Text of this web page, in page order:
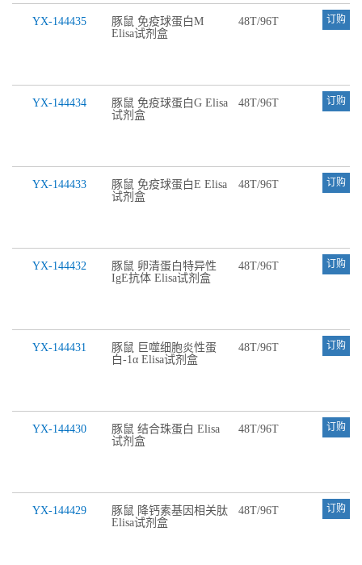
YX-144435
豚鼠 免疫球蛋白M
Elisa试剂盒
48T/96T 订购
YX-144434
豚鼠 免疫球蛋白G Elisa
试剂盒
48T/96T 订购
YX-144433
豚鼠 免疫球蛋白E Elisa
试剂盒
48T/96T 订购
YX-144432
豚鼠 卵清蛋白特异性
IgE抗体 Elisa试剂盒
48T/96T 订购
YX-144431
豚鼠 巨噬细胞炎性蛋
白-1α Elisa试剂盒
48T/96T 订购
YX-144430
豚鼠 结合珠蛋白 Elisa
试剂盒
48T/96T 订购
YX-144429
豚鼠 降钙素基因相关肽
Elisa试剂盒
48T/96T 订购